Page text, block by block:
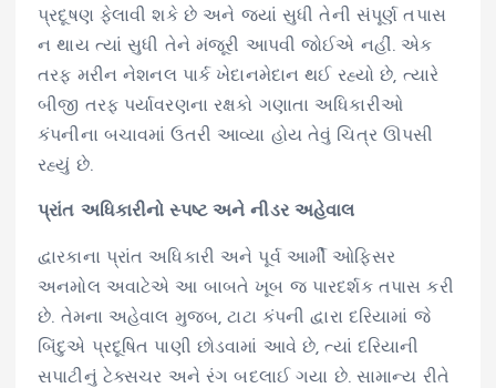
પ્રદૂષણ ફેલાવી શકે છે અને જ્યાં સુધી તેની સંપૂર્ણ તપાસ
ન થાય ત્યાં સુધી તેને મંજૂરી આપવી જોઈએ નહીં. એક
તરફ મરીન નેશનલ પાર્ક ખેદાનમેદાન થઈ રહ્યો છે, ત્યારે
બીજી તરફ પર્યાવરણના રક્ષકો ગણાતા અધિકારીઓ
કંપનીના બચાવમાં ઉતરી આવ્યા હોય તેવું ચિત્ર ઊપસી
રહ્યું છે.
પ્રાંત અધિકારીનો સ્પષ્ટ અને નીડર અહેવાલ
દ્વારકાના પ્રાંત અધિકારી અને પૂર્વ આર્મી ઓફિસર
અનમોલ અવાટેએ આ બાબતે ખૂબ જ પારદર્શક તપાસ કરી
છે. તેમના અહેવાલ મુજબ, ટાટા કંપની દ્વારા દરિયામાં જે
બિંદુએ પ્રદૂષિત પાણી છોડવામાં આવે છે, ત્યાં દરિયાની
સપાટીનું ટેક્સચર અને રંગ બદલાઈ ગયા છે. સામાન્ય રીતે